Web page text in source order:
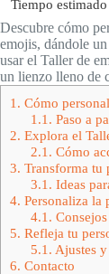
Descubre cómo
emojis, dándole
usar el Taller de
un lienzo lleno de
1. Cómo
1.1. Paso a
2. Explora el
2.1. Cómo
3. Transforma tu
3.1. Ideas
4. Personaliza la
4.1.
5. Refleja tu
5.1. Ajustes
6. Contacto